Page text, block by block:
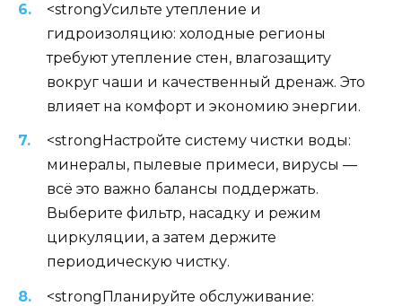
<strongУсильте утепление и
гидроизоляцию: холодные регионы
требуют утепление стен, влагозащиту
вокруг чаши и качественный дренаж. Это
влияет на комфорт и экономию энергии.
<strongНастройте систему чистки воды:
минералы, пылевые примеси, вирусы —
всё это важно балансы поддержать.
Выберите фильтр, насадку и режим
циркуляции, а затем держите
периодическую чистку.
<strongПланируйте обслуживание: